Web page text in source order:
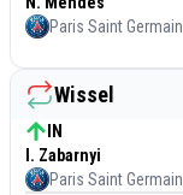
Paris Saint Germain
Wissel
IN
I. Zabarnyi
Paris Saint Germain